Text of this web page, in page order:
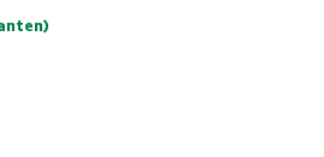
Einstellungen